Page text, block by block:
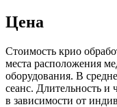
Цена
Стоимость крио
места расположения
оборудования. В
сеанс. Длительность и
в зависимости от